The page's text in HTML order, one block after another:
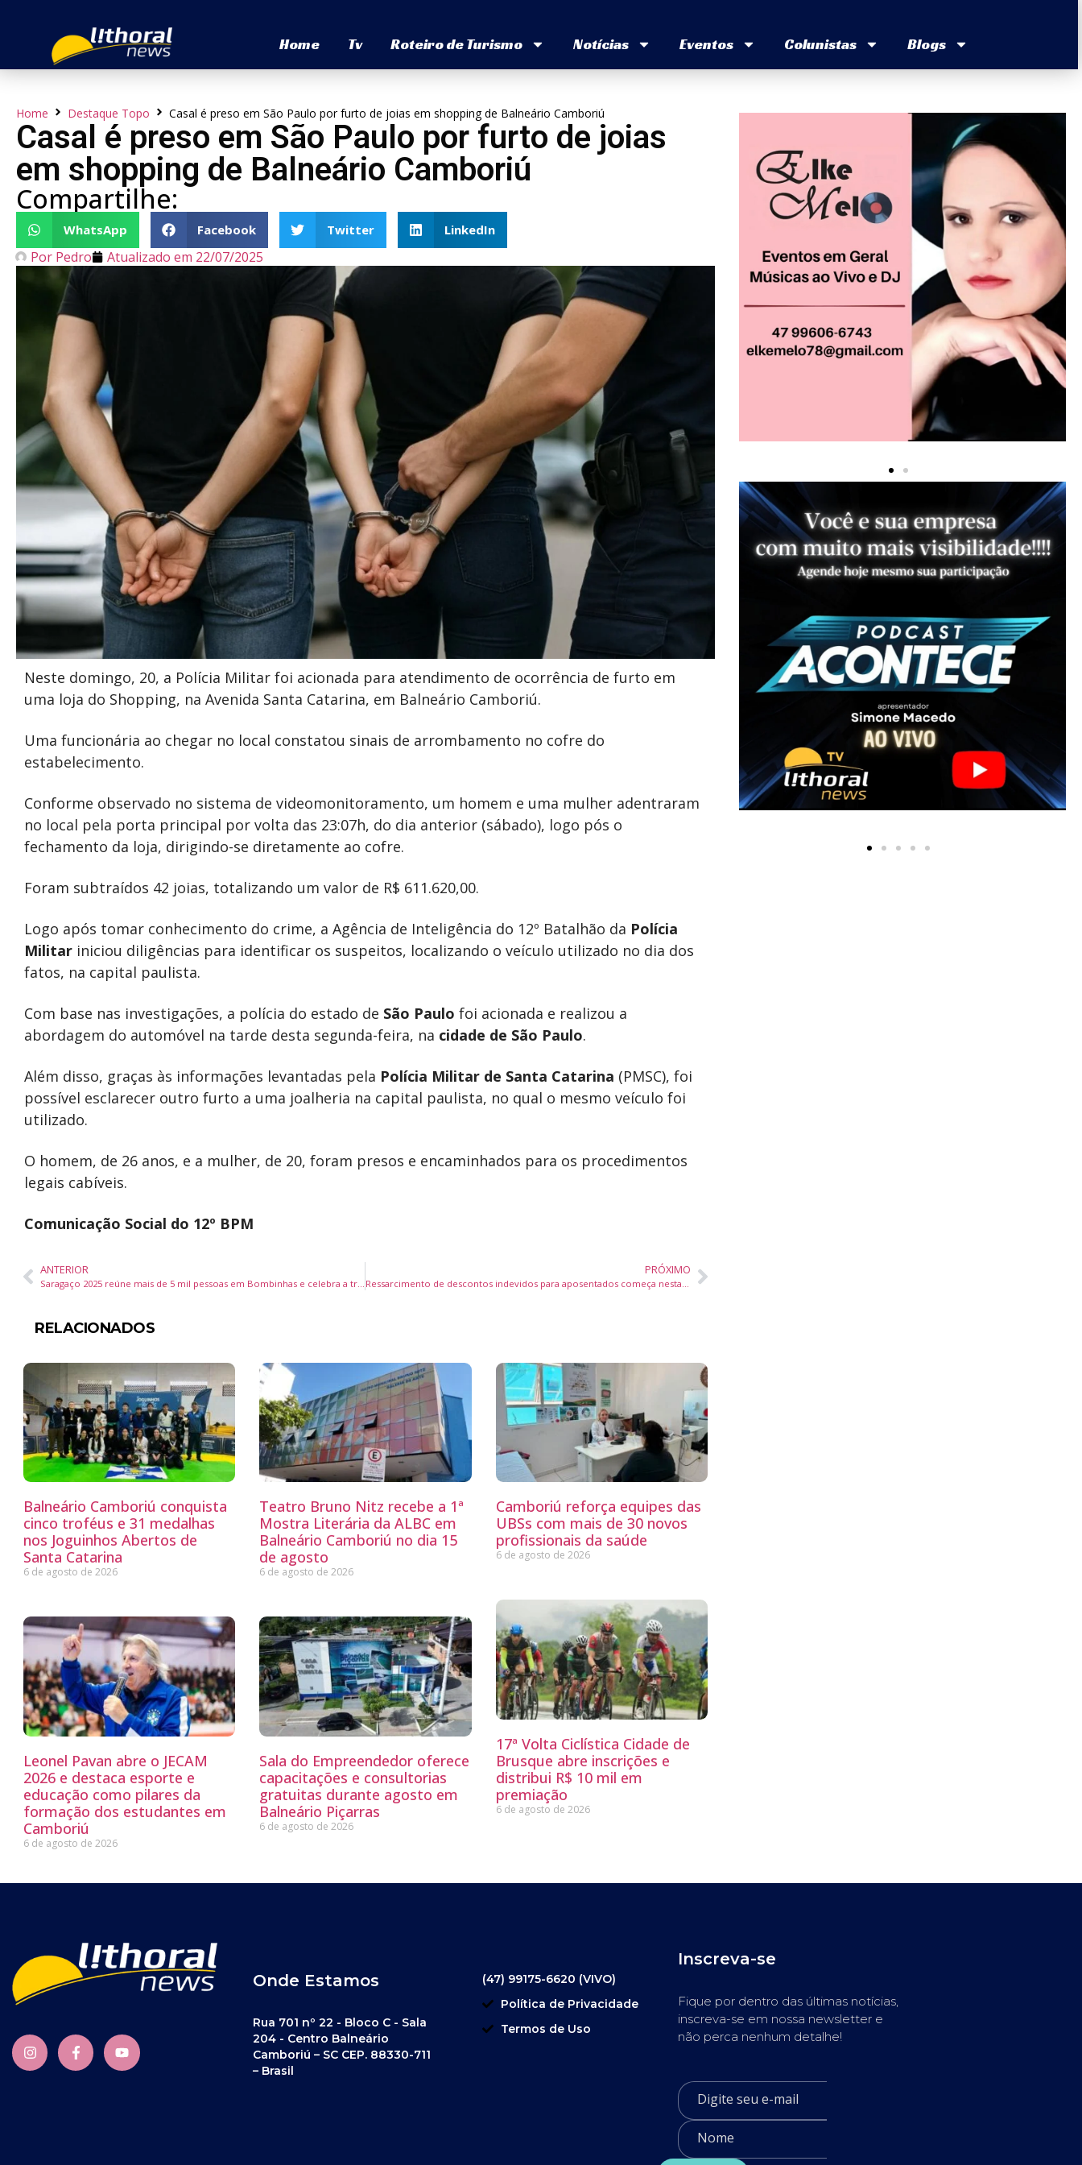
Home Tv Roteiro de Turismo Notícias Eventos Colunistas Blogs
Home Destaque Topo Casal é preso em São Paulo por furto de joias em shopping de Balneário Camboriú
Casal é preso em São Paulo por furto de joias
em shopping de Balneário Camboriú
Compartilhe:
WhatsApp Facebook Twitter LinkedIn
Por Pedro Atualizado em 22/07/2025
Neste domingo, 20, a Polícia Militar foi acionada para atendimento de ocorrência de furto em
uma loja do Shopping, na Avenida Santa Catarina, em Balneário Camboriú.
Uma funcionária ao chegar no local constatou sinais de arrombamento no cofre do
estabelecimento.
Conforme observado no sistema de videomonitoramento, um homem e uma mulher adentraram
no local pela porta principal por volta das 23:07h, do dia anterior (sábado), logo pós o
fechamento da loja, dirigindo-se diretamente ao cofre.
Foram subtraídos 42 joias, totalizando um valor de R$ 611.620,00.
Logo após tomar conhecimento do crime, a Agência de Inteligência do 12º Batalhão da Polícia
Militar iniciou diligências para identificar os suspeitos, localizando o veículo utilizado no dia dos
fatos, na capital paulista.
Com base nas investigações, a polícia do estado de São Paulo foi acionada e realizou a
abordagem do automóvel na tarde desta segunda-feira, na cidade de São Paulo.
Além disso, graças às informações levantadas pela Polícia Militar de Santa Catarina (PMSC), foi
possível esclarecer outro furto a uma joalheria na capital paulista, no qual o mesmo veículo foi
utilizado.
O homem, de 26 anos, e a mulher, de 20, foram presos e encaminhados para os procedimentos
legais cabíveis.
Comunicação Social do 12º BPM
ANTERIOR
Saragaço 2025 reúne mais de 5 mil pessoas em Bombinhas e celebra a tradição da pesca artesanal da tainha
PRÓXIMO
Ressarcimento de descontos indevidos para aposentados começa nesta quinta (24); adesão vai até novembro
RELACIONADOS
Balneário Camboriú conquista
cinco troféus e 31 medalhas
nos Joguinhos Abertos de
Santa Catarina
6 de agosto de 2026
Teatro Bruno Nitz recebe a 1ª
Mostra Literária da ALBC em
Balneário Camboriú no dia 15
de agosto
6 de agosto de 2026
Camboriú reforça equipes das
UBSs com mais de 30 novos
profissionais da saúde
6 de agosto de 2026
Leonel Pavan abre o JECAM
2026 e destaca esporte e
educação como pilares da
formação dos estudantes em
Camboriú
6 de agosto de 2026
Sala do Empreendedor oferece
capacitações e consultorias
gratuitas durante agosto em
Balneário Piçarras
6 de agosto de 2026
17ª Volta Ciclística Cidade de
Brusque abre inscrições e
distribui R$ 10 mil em
premiação
6 de agosto de 2026
Onde Estamos
Rua 701 nº 22 - Bloco C - Sala
204 - Centro Balneário
Camboriú – SC CEP. 88330-711
– Brasil
(47) 99175-6620 (VIVO)
Política de Privacidade
Termos de Uso
Inscreva-se
Fique por dentro das últimas notícias,
inscreva-se em nossa newsletter e
não perca nenhum detalhe!